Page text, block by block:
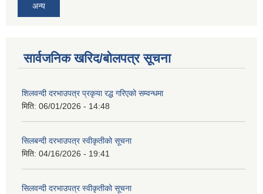
अन्य
सार्वजनिक खरिद/बोलपत्र सूचना
शिलवन्दी दरभाउपत्र प्रकृया रद्ध गरिएको सम्वन्धमा
मिति: 06/01/2026 - 14:48
सिलबन्दी दरभाउपत्र स्वीकृतीको सूचना
मिति: 04/16/2026 - 19:41
सिलवन्दी दरभाउपत्र स्वीकृतीको सूचना